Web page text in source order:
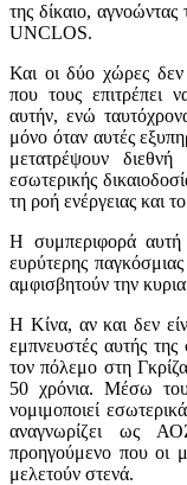
της δίκαιο,
UNCLOS.
Και οι δύο χώρες
που τους επιτρέπει
αυτήν, ενώ
μόνο όταν αυτές
μετατρέψουν
εσωτερικής
τη ροή ενέργειας και
Η συμπεριφορά αυτή
ευρύτερης
αμφισβητούν την
Η Κίνα, αν και δεν
εμπνευστές αυτής της
τον πόλεμο στη
50 χρόνια. Μέσω
νομιμοποιεί
αναγνωρίζει ως
προηγούμενο που οι
μελετούν στενά.